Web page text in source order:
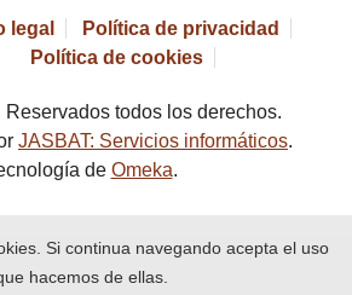
legal
Política de privacidad
Política de cookies
todos los derechos.
JASBAT: Servicios informáticos.
de Omeka.
Si continua navegando acepta el uso
hacemos de ellas.